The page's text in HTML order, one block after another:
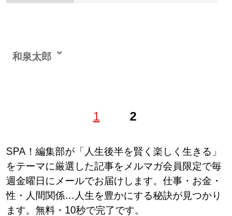
1 2
和泉太郎
ライター。趣味はドキュメンタリー番組を観ることと仏
記事一覧へ
SPA！編集部が「人生後半を賢く楽しく生きる」
をテーマに厳選した記事をメルマガ会員限定で毎
週金曜日にメールでお届けします。仕事・お金・
性・人間関係…人生を豊かにする秘訣が見つかり
ます。無料・10秒で完了です。